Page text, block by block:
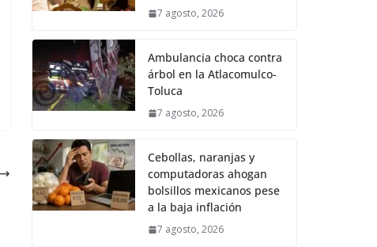
7 agosto, 2026
Ambulancia choca contra
árbol en la Atlacomulco-
Toluca
7 agosto, 2026
Cebollas, naranjas y
computadoras ahogan
bolsillos mexicanos pese
a la baja inflación
7 agosto, 2026